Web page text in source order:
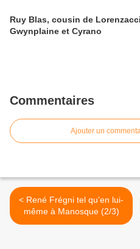
Ruy Blas, cousin de
Gwynplaine et Cyrano
Commentaires
Ajouter un
< René Frégni tel qu’en lui-
même à Manosque (2/3)